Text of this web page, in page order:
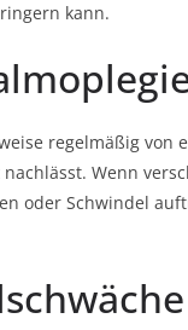
kann.
regelmäßig von
Wenn
oder Schwindel